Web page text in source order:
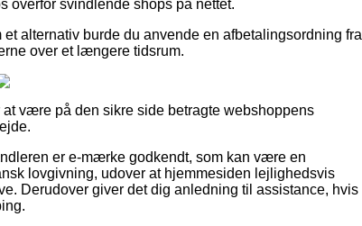
overfor svindlende shops på nettet.
alternativ burde du anvende en afbetalingsordning fra
over et længere tidsrum.
være på den sikre side betragte webshoppens
er e-mærke godkendt, som kan være en
lovgivning, udover at hjemmesiden lejlighedsvis
Derudover giver det dig anledning til assistance, hvis